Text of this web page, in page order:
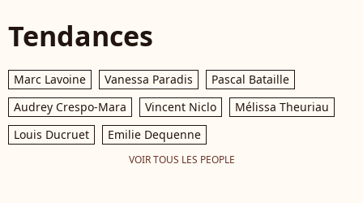
Tendances
Marc Lavoine Vanessa Paradis
Pascal Bataille
Audrey Crespo-Mara
Vincent Niclo
Mélissa Theuriau
Louis Ducruet
Emilie Dequenne
VOIR TOUS LES PEOPLE